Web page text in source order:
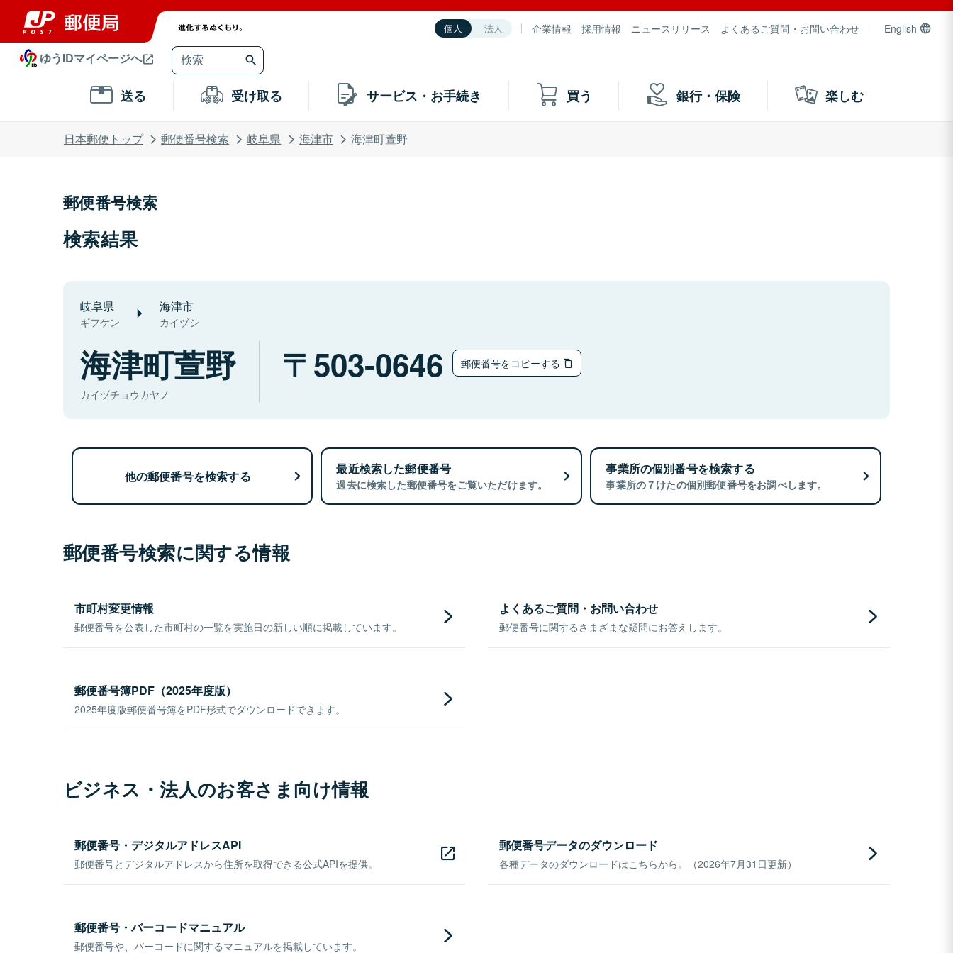
個人 法人 企業情報 採用情報 ニュースリリース よくあるご質問・お問い合わせ English
ゆうIDマイページへ
送る 受け取る サービス・お手続き 買う 銀行・保険 楽しむ
日本郵便トップ 郵便番号検索 岐阜県 海津市 海津町萱野
郵便番号検索
検索結果
岐阜県
ギフケン
海津市
カイヅシ
海津町萱野
カイヅチョウカヤノ
503-0646 郵便番号をコピーする
他の郵便番号を検索する 最近検索した郵便番号
過去に検索した郵便番号をご覧いただけます。
事業所の個別番号を検索する
事業所の７けたの個別郵便番号をお調べします。
郵便番号検索に関する情報
市町村変更情報
郵便番号を公表した市町村の一覧を実施日の新しい順に掲載しています。
よくあるご質問・お問い合わせ
郵便番号に関するさまざまな疑問にお答えします。
郵便番号簿PDF（2025年度版）
2025年度版郵便番号簿をPDF形式でダウンロードできます。
ビジネス・法人のお客さま向け情報
郵便番号・デジタルアドレスAPI
郵便番号とデジタルアドレスから住所を取得できる公式APIを提供。
郵便番号データのダウンロード
各種データのダウンロードはこちらから。（2026年7月31日更新）
郵便番号・バーコードマニュアル
郵便番号や、バーコードに関するマニュアルを掲載しています。